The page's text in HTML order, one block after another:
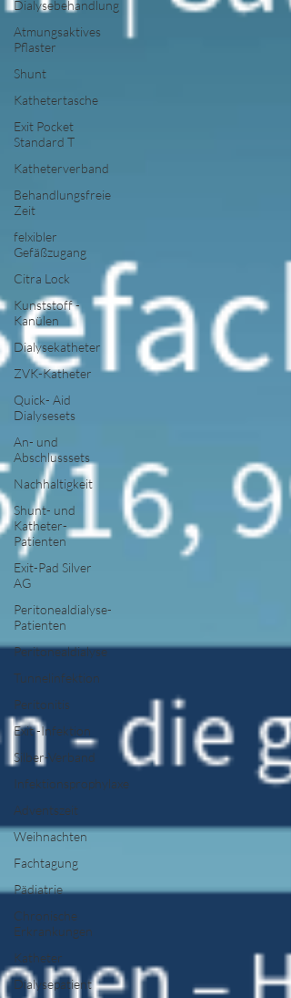
Dialysebehandlung
Atmungsaktives
Pflaster
Shunt
Kathetertasche
Exit Pocket
Standard T
Katheterverband
Behandlungsfreie
Zeit
felxibler
Gefäßzugang
Citra Lock
Kunststoff -
Kanülen
Dialysekatheter
ZVK-Katheter
Quick- Aid
Dialysesets
An- und
Abschlusssets
Nachhaltigkeit
Shunt- und
Katheter-
Patienten
Exit-Pad Silver
AG
Peritonealdialyse-
Patienten
Peritonealdialyse
Tunnelinfektion
Peritonitis
Exit -Infektion
Silber-Verband
Infektionsprophylaxe
Adventszeit
Weihnachten
Fachtagung
Pädiatrie
Chronische
Erkrankungen
Katheter
Dialysepatient